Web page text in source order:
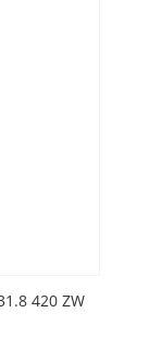
420 ZW